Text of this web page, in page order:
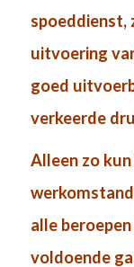
uitvoering
goed
verkeerde
Alleen zo
alle
voldoende